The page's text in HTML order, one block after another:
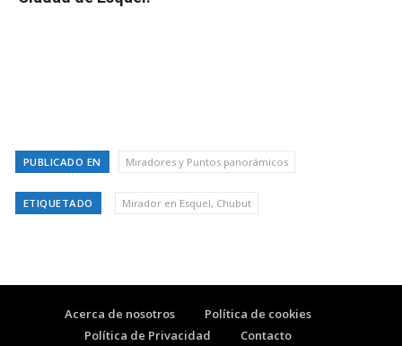
PUBLICADO EN Miradores y Puntos panorámicos
ETIQUETADO Mirador en Esquel, Chubut
Acerca de nosotros
Política de cookies
Política de Privacidad
Contacto